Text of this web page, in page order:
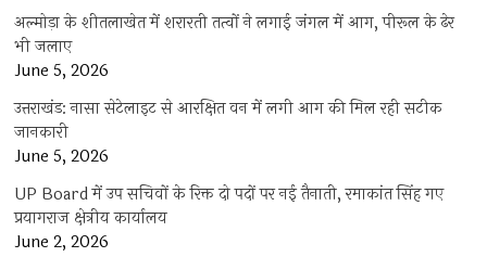
अल्मोड़ा के शीतलाखेत में शरारती तत्वों ने लगाई जंगल में आग, पीरूल के ढेर
भी जलाए
June 5, 2026
उत्तराखंड: नासा सेटेलाइट से आरक्षित वन में लगी आग की मिल रही सटीक
जानकारी
June 5, 2026
UP Board में उप सचिवों के रिक्त दो पदों पर नई तैनाती, रमाकांत सिंह गए
प्रयागराज क्षेत्रीय कार्यालय
June 2, 2026